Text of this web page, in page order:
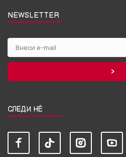
NEWSLETTER
СЛЕДИ НЀ